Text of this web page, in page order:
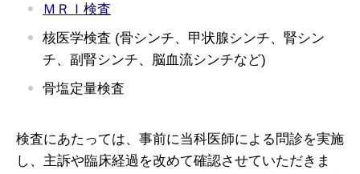
ＭＲＩ検査
核医学検査 (骨シンチ、甲状腺シンチ、腎シン
チ、副腎シンチ、脳血流シンチなど)
骨塩定量検査
検査にあたっては、事前に当科医師による問診を実施
し、主訴や臨床経過を改めて確認させていただきま